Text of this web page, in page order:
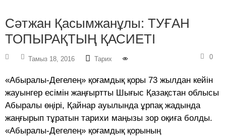
Сәтжан Қасымжанұлы: ТУҒАН
ТОПЫРАҚТЫҢ ҚАСИЕТІ
Тамыз 18, 2016 Тарих 0
«Абыралы-Дегелең» қоғамдық қоры 73 жылдан кейін
жауынгер есімін жаңғыртты Шығыс Қазақстан облысы
Абыралы өңірі, Қайнар ауылында ұрпақ жадында
жаңғырып тұратын тарихи маңызы зор оқиға болды.
«Абыралы-Дегелең» қоғамдық қорының